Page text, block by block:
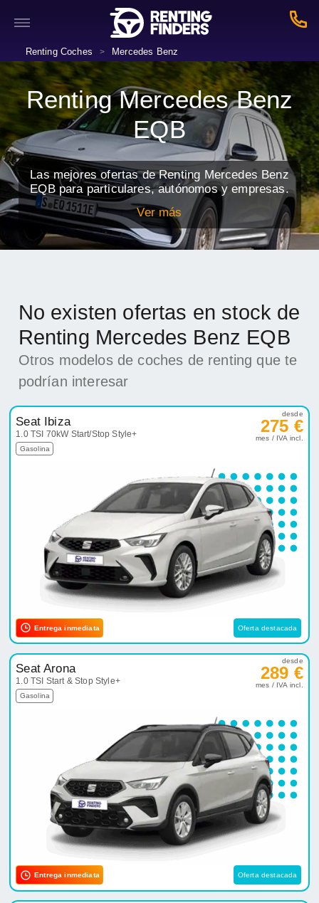
Renting Coches > Mercedes Benz
Renting Mercedes Benz
EQB
Las mejores ofertas de Renting Mercedes Benz
EQB para particulares, autónomos y empresas.
Ver más
No existen ofertas en stock de
Renting Mercedes Benz EQB
Otros modelos de coches de renting que te
podrían interesar
Seat Ibiza
1.0 TSI 70kW Start/Stop Style+
Gasolina
desde
275 €
mes / IVA incl.
Entrega inmediata Oferta destacada
Seat Arona
1.0 TSI Start & Stop Style+
Gasolina
desde
289 €
mes / IVA incl.
Entrega inmediata Oferta destacada